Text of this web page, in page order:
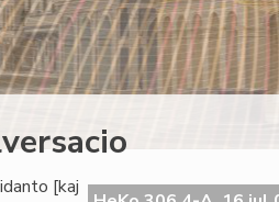
[kaj